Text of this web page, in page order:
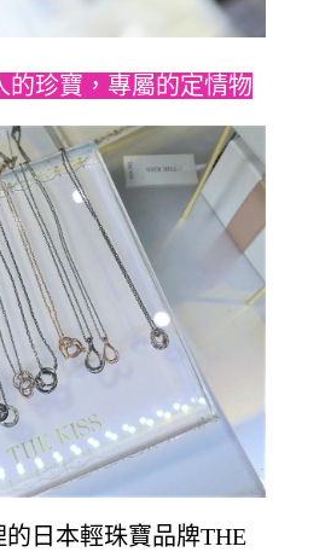
珍寶，專屬的定情物
日本輕珠寶品牌THE